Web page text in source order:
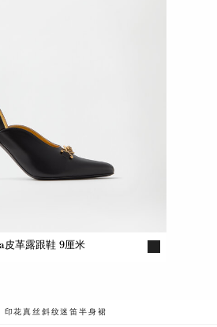
皮革露跟鞋 9厘米
BREADCRUMB.ADA.LABEL.CURRENT
印花真丝斜纹迷笛半身裙